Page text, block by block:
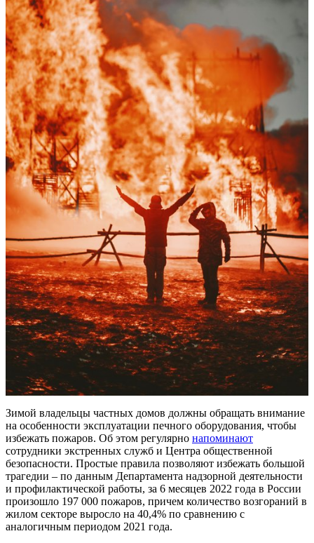
Зимой владельцы частных домов должны обращать внимание
на особенности эксплуатации печного оборудования, чтобы
избежать пожаров. Об этом регулярно напоминают
сотрудники экстренных служб и Центра общественной
безопасности. Простые правила позволяют избежать большой
трагедии – по данным Департамента надзорной деятельности
и профилактической работы, за 6 месяцев 2022 года в России
произошло 197 000 пожаров, причем количество возгораний в
жилом секторе выросло на 40,4% по сравнению с
аналогичным периодом 2021 года.